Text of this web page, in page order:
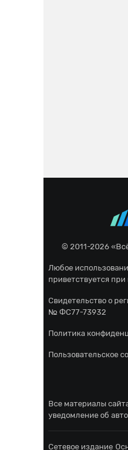
© 2011-2026
Любое
приветствуется при
Свидетельство о
№ ФС77-73932
Политика
Пользовательское
Все материалы
уведомление об
Сетевое издание